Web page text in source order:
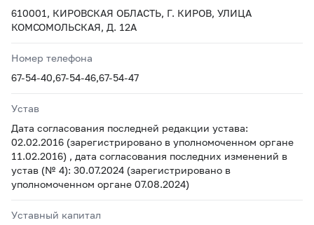
610001, КИРОВСКАЯ ОБЛАСТЬ, Г. КИРОВ, УЛИЦА
КОМСОМОЛЬСКАЯ, Д. 12А
Номер телефона
67-54-40,67-54-46,67-54-47
Устав
Дата согласования последней редакции устава:
02.02.2016 (зарегистрировано в уполномоченном органе
11.02.2016) , дата согласования последних изменений в
устав (№ 4): 30.07.2024 (зарегистрировано в
уполномоченном органе 07.08.2024)
Уставный капитал